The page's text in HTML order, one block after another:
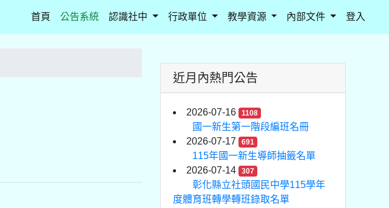
首頁 (current)
公告系統 認識社中 行政單位 教學資源 內部文件 登入
近月內熱門公告
2026-07-16 1108
國一新生第一階段編班名冊
2026-07-17
691
115年國一新生導師抽籤名單
2026-07-14
307
彰化縣立社頭國民中學115學年
度體育班轉學轉班錄取名單